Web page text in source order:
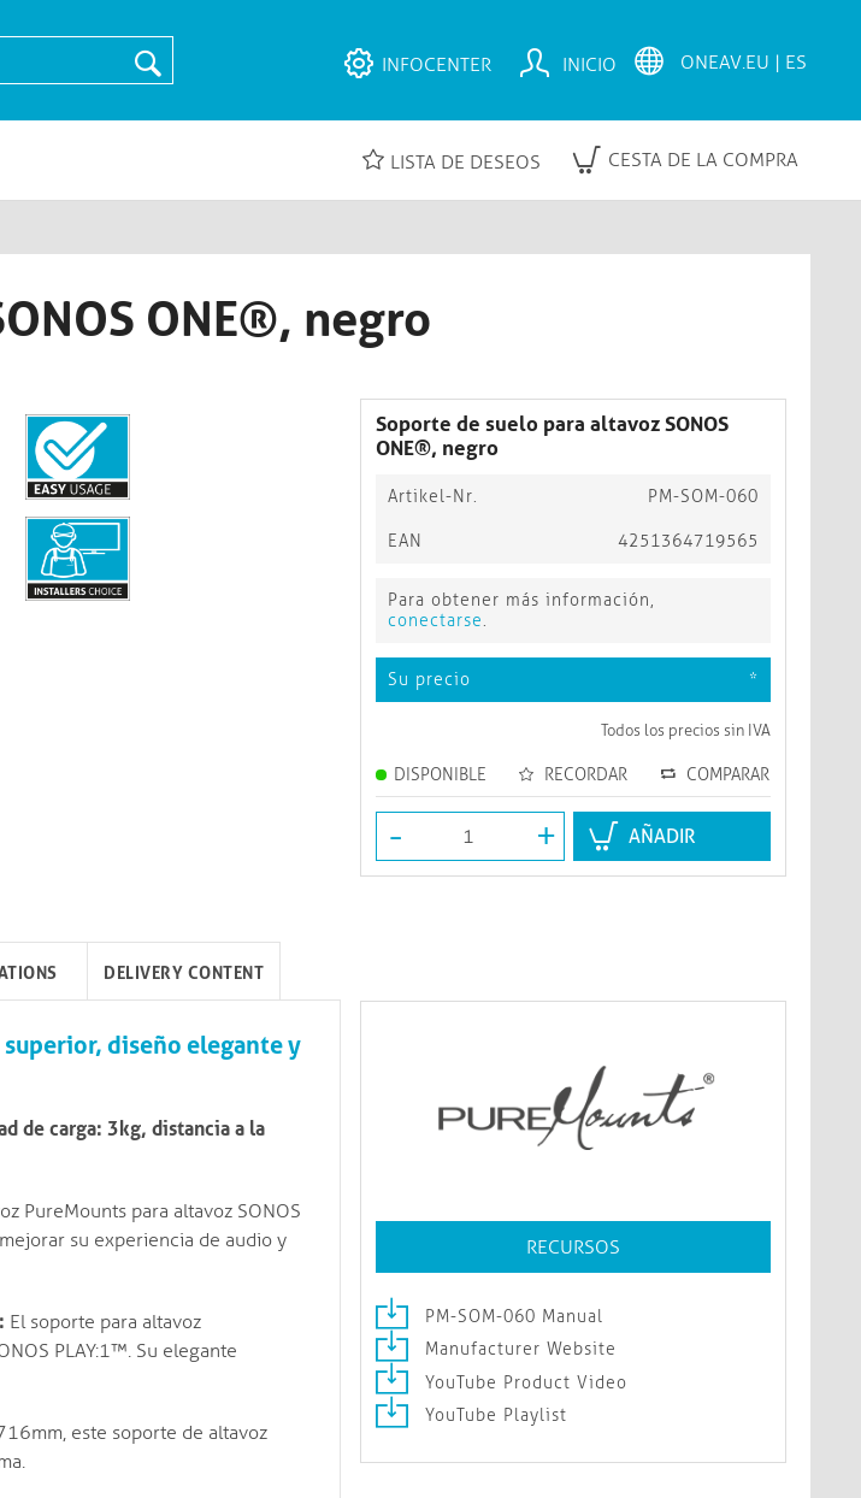
INFOCENTER INICIO
LISTA DE DESEOS CESTA DE LA COMPRA
ONE®, negro
Soporte de suelo para altavoz SONOS
ONE®, negro
Artikel-Nr. PM-SOM-060
EAN 4251364719565
Para obtener más información,
conectarse.
Su precio *
Todos los precios sin IVA
DISPONIBLE RECORDAR COMPARAR
- + AÑADIR
RECURSOS
PM-SOM-060 Manual
Manufacturer Website
YouTube Product Video
YouTube Playlist
DELIVERY CONTENT
diseño elegante y
de carga: 3kg, distancia a la
PureMounts para altavoz SONOS
su experiencia de audio y
El soporte para altavoz
PLAY:1™. Su elegante
este soporte de altavoz